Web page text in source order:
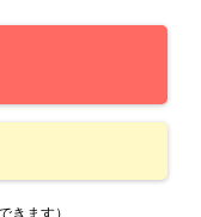
きます）